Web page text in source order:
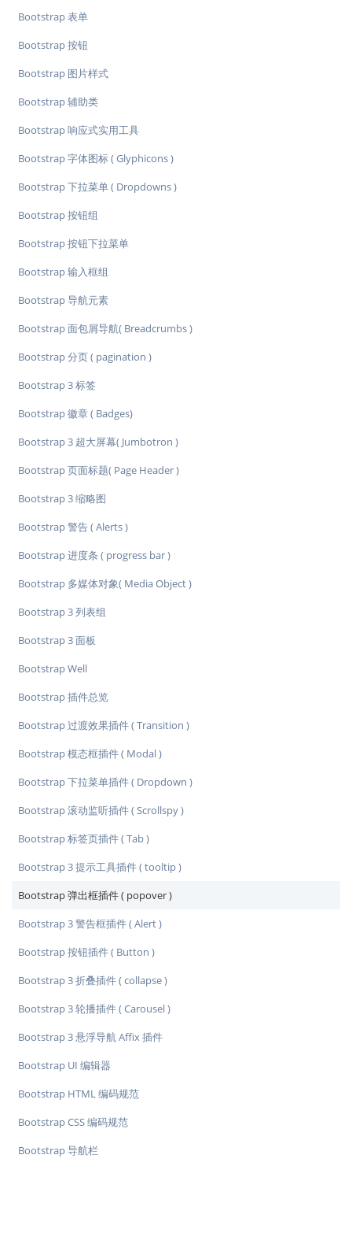
Bootstrap 表单
Bootstrap 按钮
Bootstrap 图片样式
Bootstrap 辅助类
Bootstrap 响应式实用工具
Bootstrap 字体图标 ( Glyphicons )
Bootstrap 下拉菜单 ( Dropdowns )
Bootstrap 按钮组
Bootstrap 按钮下拉菜单
Bootstrap 输入框组
Bootstrap 导航元素
Bootstrap 面包屑导航( Breadcrumbs )
Bootstrap 分页 ( pagination )
Bootstrap 3 标签
Bootstrap 徽章 ( Badges)
Bootstrap 3 超大屏幕( Jumbotron )
Bootstrap 页面标题( Page Header )
Bootstrap 3 缩略图
Bootstrap 警告 ( Alerts )
Bootstrap 进度条 ( progress bar )
Bootstrap 多媒体对象( Media Object )
Bootstrap 3 列表组
Bootstrap 3 面板
Bootstrap Well
Bootstrap 插件总览
Bootstrap 过渡效果插件 ( Transition )
Bootstrap 模态框插件 ( Modal )
Bootstrap 下拉菜单插件 ( Dropdown )
Bootstrap 滚动监听插件 ( Scrollspy )
Bootstrap 标签页插件 ( Tab )
Bootstrap 3 提示工具插件 ( tooltip )
Bootstrap 弹出框插件 ( popover )
Bootstrap 3 警告框插件 ( Alert )
Bootstrap 按钮插件 ( Button )
Bootstrap 3 折叠插件 ( collapse )
Bootstrap 3 轮播插件 ( Carousel )
Bootstrap 3 悬浮导航 Affix 插件
Bootstrap UI 编辑器
Bootstrap HTML 编码规范
Bootstrap CSS 编码规范
Bootstrap 导航栏